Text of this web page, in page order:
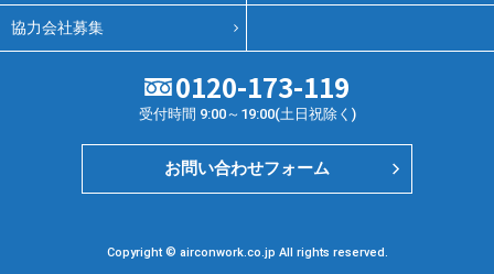
協力会社募集
0120-173-119
受付時間 9:00～19:00(土日祝除く)
お問い合わせフォーム
Copyright © airconwork.co.jp All rights reserved.